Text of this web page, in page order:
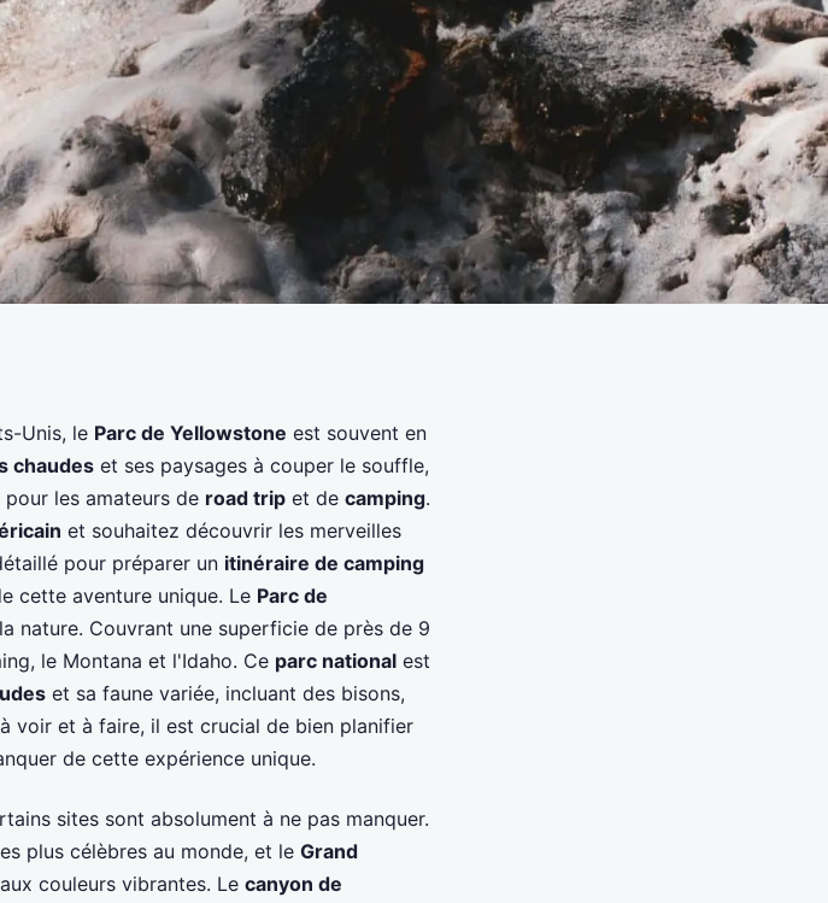
du
Unis, le Parc de Yellowstone est souvent en
chaudes et ses paysages à couper le souffle,
les amateurs de road trip et de camping.
et souhaitez découvrir les merveilles
pour préparer un itinéraire de camping
cette aventure unique. Le Parc de
nature. Couvrant une superficie de près de 9
le Montana et l'Idaho. Ce parc national est
et sa faune variée, incluant des bisons,
voir et à faire, il est crucial de bien planifier
de cette expérience unique.
sites sont absolument à ne pas manquer.
plus célèbres au monde, et le Grand
couleurs vibrantes. Le canyon de